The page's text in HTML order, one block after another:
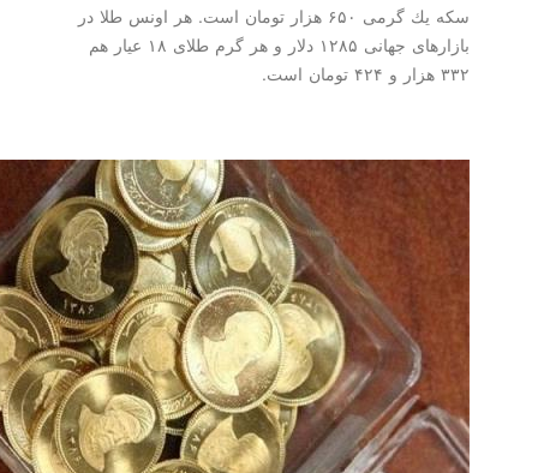
سكه یك گرمی ۶۵۰ هزار تومان است. هر اونس طلا در
بازارهای جهانی ۱۲۸۵ دلار و هر گرم طلای ۱۸ عیار هم